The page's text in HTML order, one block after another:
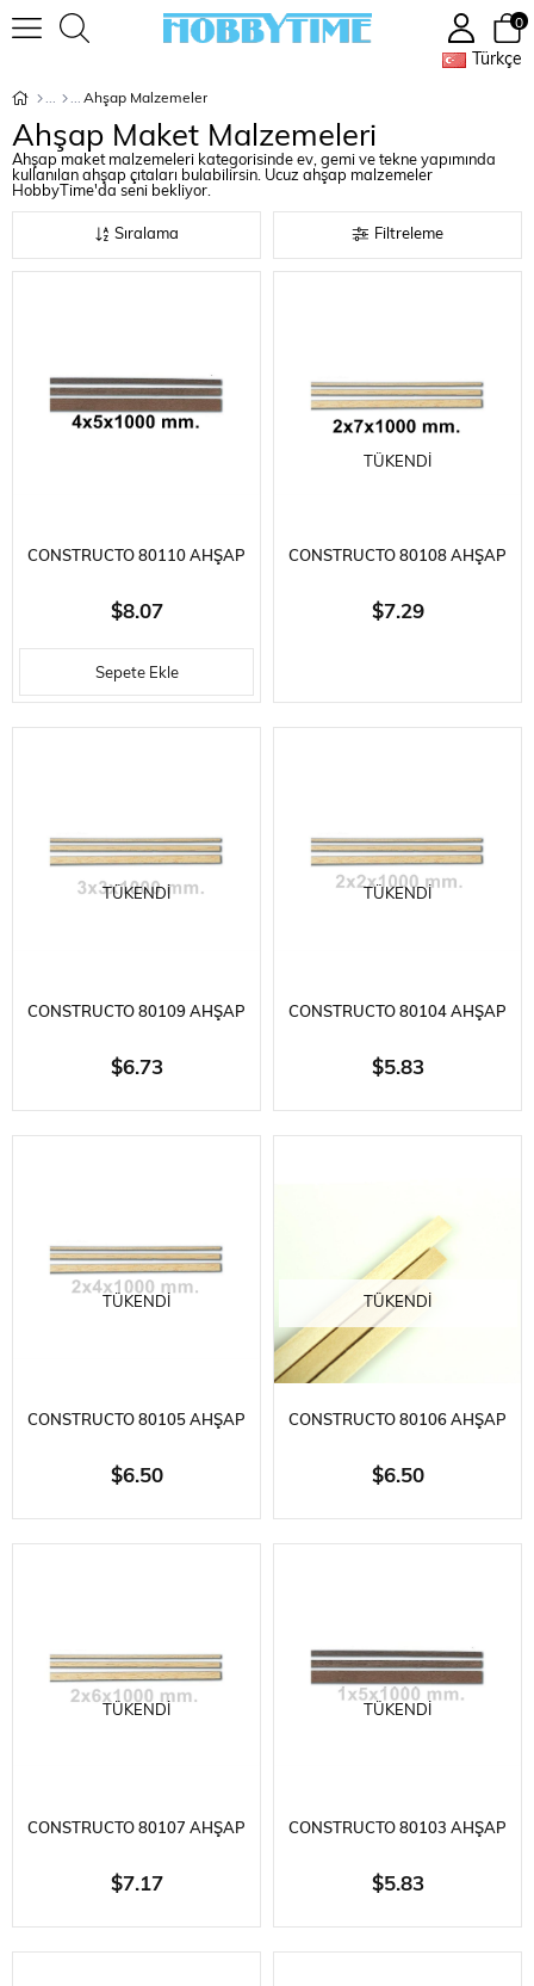
Türkçe
0
Ahşap Malzemeler
Ahşap Maket Malzemeleri
Ahşap maket malzemeleri kategorisinde ev, gemi ve tekne yapımında
kullanılan ahşap çıtaları bulabilirsin. Ucuz ahşap malzemeler
HobbyTime'da seni bekliyor.
Filtreleme
Sıralama
CONSTRUCTO 80110 AHŞAP
ÇITA- IVORY AYOUS-
4X5X1000 MM.-10 ADET
$8.07
Sepete Ekle
TÜKENDI
CONSTRUCTO 80108 AHŞAP
ÇITA- IVORY AYOUS-
$7.29
TÜKENDI
CONSTRUCTO 80109 AHŞAP
ÇITA- IVORY AYOUS-
$6.73
TÜKENDI
CONSTRUCTO 80104 AHŞAP
ÇITA- IVORY AYOUS-
$5.83
TÜKENDI
CONSTRUCTO 80105 AHŞAP
ÇITA- IVORY AYOUS-
$6.50
TÜKENDI
CONSTRUCTO 80106 AHŞAP
ÇITA- IVORY AYOUS-
$6.50
TÜKENDI
CONSTRUCTO 80107 AHŞAP
ÇITA- IVORY AYOUS-
$7.17
TÜKENDI
CONSTRUCTO 80103 AHŞAP
ÇITA- IVORY AYOUS-
$5.83